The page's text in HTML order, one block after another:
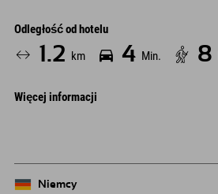
Odległość od hotelu
1.2 km 4 Min. 8
Więcej informacji
Niemcy